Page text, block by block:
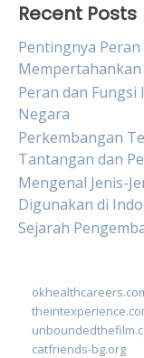
Recent Posts
Pentingnya
Peran dan
Negara
Perkembangan
Tantangan dan
Mengenal Jenis-
Digunakan di
Sejarah
catfriends-bg.org